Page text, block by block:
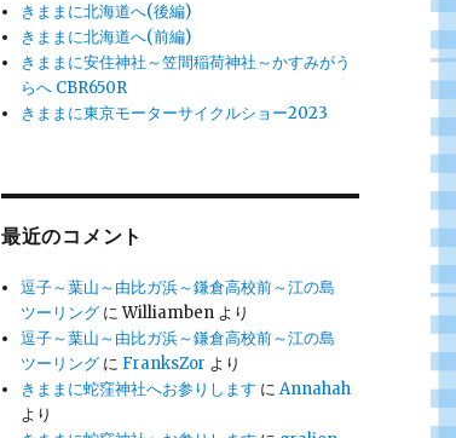
きままに北海道へ(後編)
きままに北海道へ(前編)
きままに安住神社～笠間稲荷神社～かすみがう
らへ CBR650R
きままに東京モーターサイクルショー2023
最近のコメント
逗子～葉山～由比ガ浜～鎌倉高校前～江の島
ツーリング にWilliamben より
逗子～葉山～由比ガ浜～鎌倉高校前～江の島
ツーリング に FranksZor より
きままに蛇窪神社へお参りします にAnnahah
より